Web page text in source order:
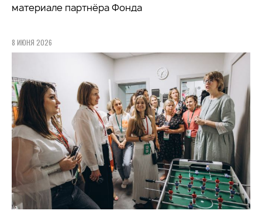
материале партнёра Фонда
8 ИЮНЯ 2026